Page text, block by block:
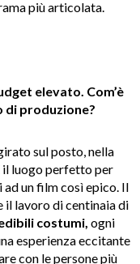
più articolata.
elevato. Com’è
produzione?
sul posto, nella
il luogo perfetto per
ad un film così epico. Il
il lavoro di centinaia di
costumi, ogni
esperienza eccitante
con le persone più